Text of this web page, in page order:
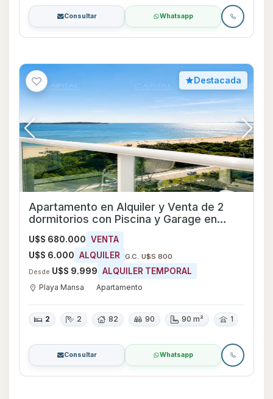
Consultar Whatsapp
Destacada
Apartamento en Alquiler y Venta de 2
dormitorios con Piscina y Garage en
Playa Mansa, Maldonado
U$S 680.000 VENTA
U$S 6.000 ALQUILER G.C. U$S 800
Desde U$S 9.999 ALQUILER TEMPORAL
Playa Mansa Apartamento
2 2 82 90 90 m² 1
Consultar Whatsapp